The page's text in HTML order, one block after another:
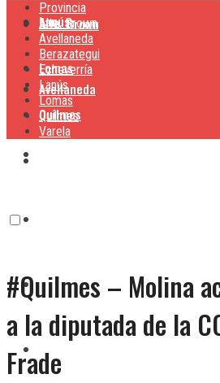
Lanús
Lomas
Quilmes
Alte. Brown
Avellaneda
Lanús
Lomas
Provincia
Alte. Brown
Avellaneda
Berazategui
Echeverría
Lanús
Lomas
Quilmes
Varela
#Quilmes – Molina
a la diputada de la
Frade